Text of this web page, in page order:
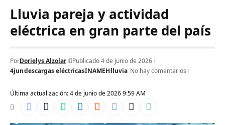
Lluvia pareja y actividad
eléctrica en gran parte del país
Última actualización: 4 de junio de 2026 9:59 AM
PorDorielys Alzolar
Publicado 4 de junio de 2026
4jundescargas eléctricasINAMEHlluvia No hay comentarios